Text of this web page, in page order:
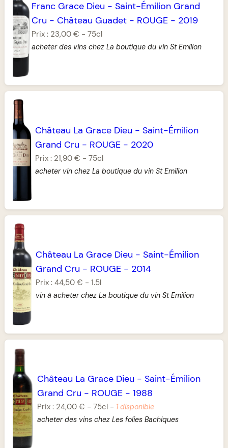
Franc Grace Dieu -Saint-Émilion Grand
Cru - Château Guadet - ROUGE - 2019
Prix : 23,00 € -75cl
acheter des vins chez La boutique du vin St Emilion
Château La Grace Dieu - Saint-Émilion
Grand Cru - ROUGE- 2020
Prix : 21,90 € - 75cl
acheter vin chez La boutique du vin St Emilion
Château La Grace Dieu - Saint-Émilion
Grand Cru - ROUGE- 2014
Prix : 44,50 € - 1.5l
vin à acheter chez La boutique du vin St Emilion
Château La Grace Dieu -Saint-Émilion
Grand Cru - ROUGE -1988
Prix : 24,00 € -75cl - 1 disponible
acheter des vins chez Les folies Bachiques